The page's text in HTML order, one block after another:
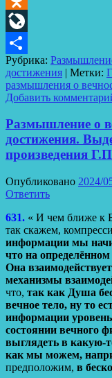
Odnoklassniki
LiveJournal
Отправить
Рубрика:
достижения | Метки:
размышления о
Добавить
Размышление о
достижения.
произведения
Опубликовано 2024/
Ответить
631. « И чем ближе к
так скажем,
информации мы
что на
Она
механизмы
что, так как Душа
вечное тело, ну то
информации
состоянии вечного
выглядеть в какую-
как мы можем,
предположим, в